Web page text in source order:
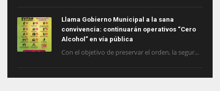
Llama Gobierno Municipal a la sana
convivencia: continuarán operativos “Cero
Alcohol” en vía pública
Con el objetivo de preservar el orden, la segur...